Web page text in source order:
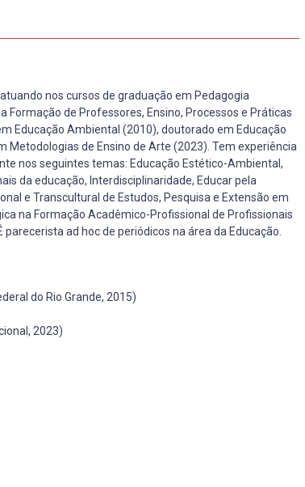
nos cursos de graduação em Pedagogia
Formação de Professores, Ensino, Processos e Práticas
Educação Ambiental (2010), doutorado em Educação
Metodologias de Ensino de Arte (2023). Tem experiência
nos seguintes temas: Educação Estético-Ambiental,
da educação, Interdisciplinaridade, Educar pela
e Transcultural de Estudos, Pesquisa e Extensão em
na Formação Acadêmico-Profissional de Profissionais
ad hoc de periódicos na área da Educação.
do Rio Grande, 2015)
2023)